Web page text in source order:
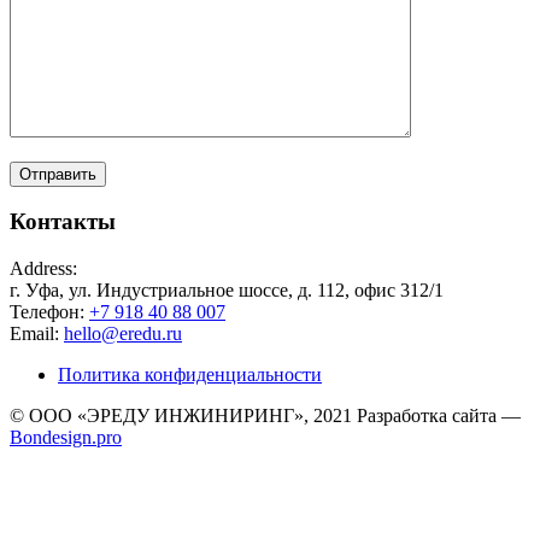
Контакты
Address:
г. Уфа, ул. Индустриальное шоссе, д. 112, офис 312/1
Телефон: +7 918 40 88 007
Email: hello@eredu.ru
Политика конфиденциальности
© ООО «ЭРЕДУ ИНЖИНИРИНГ», 2021 Разработка сайта —
Bondesign.pro